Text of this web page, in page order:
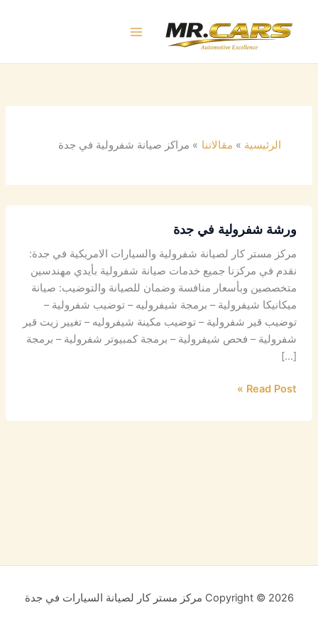
المحتوى
الرئيسية مقالاتنا مراكز صيانة شفرولية في جدة
ورشة شفرولية في جدة
مركز مستر كار لصيانة شفرولية والسيارات الامريكية في جدة:
نقدم في مركزنا جميع خدمات صيانة شفرولية بأيدي مهندسين
متخصصين وبأسعار منافسة وضمان للصيانة والتوضيب: صيانة
ميكانيكا شيفرولية – برمجة شيفروليه – توضيب شفرولية –
توضيب قير شفرولية – توضيب مكينة شيفروليه – تغيير زيت قير
شفرولية – فحص شيفرولية – برمجة كمبيوتر شفرولية – برمجة
[…]
Read Post »
Copyright © 2026 مركز مستر كار لصيانة السيارات في جدة